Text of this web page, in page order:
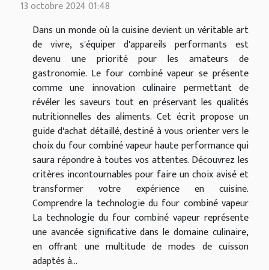
13 octobre 2024 01:48
Dans un monde où la cuisine devient un véritable art
de vivre, s'équiper d'appareils performants est
devenu une priorité pour les amateurs de
gastronomie. Le four combiné vapeur se présente
comme une innovation culinaire permettant de
révéler les saveurs tout en préservant les qualités
nutritionnelles des aliments. Cet écrit propose un
guide d'achat détaillé, destiné à vous orienter vers le
choix du four combiné vapeur haute performance qui
saura répondre à toutes vos attentes. Découvrez les
critères incontournables pour faire un choix avisé et
transformer votre expérience en cuisine.
Comprendre la technologie du four combiné vapeur
La technologie du four combiné vapeur représente
une avancée significative dans le domaine culinaire,
en offrant une multitude de modes de cuisson
adaptés à...